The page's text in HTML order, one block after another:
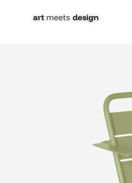
artmeets design​